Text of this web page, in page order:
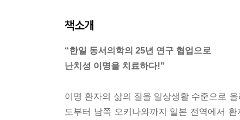
책소개
“한일 동서의학의 25년 연구 협업으로
난치성 이명을 치료하다!”
이명 환자의 삶의 질을 일상생활 수준으로
도부터 남쪽 오키나와까지 일본 전역에서